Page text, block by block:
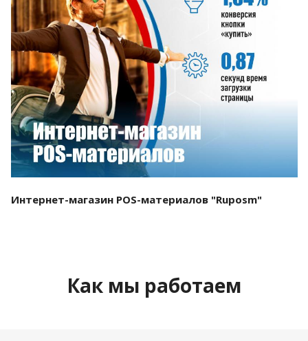
Смотреть проект
Интернет-магазин POS-материалов "Ruposm"
Как мы работаем